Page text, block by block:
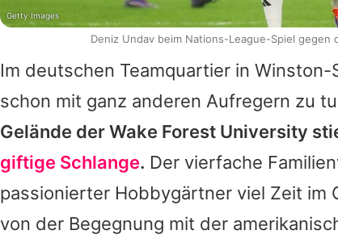
Im deutschen Teamquartier in Winston-
schon mit ganz anderen Aufregern zu
Gelände der Wake Forest University
giftige Schlange. Der vierfache
passionierter Hobbygärtner viel Zeit im
von der Begegnung mit der
Getty Images
Deniz Undav beim Nations-League-Spiel gegen